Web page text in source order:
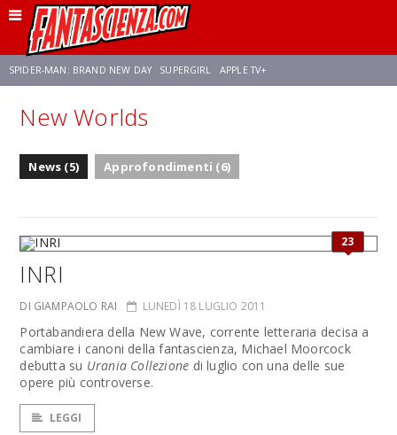
SPIDER-MAN: BRAND NEW DAY SUPERGIRL APPLE TV+
FRANCO RICCIARDIELLO ZENDAYA
New Worlds
News (5) Approfondimenti (6)
23
INRI
DI GIAMPAOLO RAI LUNEDÌ 18 LUGLIO 2011
Portabandiera della New Wave, corrente letteraria decisa a
cambiare i canoni della fantascienza, Michael Moorcock
debutta su Urania Collezione di luglio con una delle sue
opere più controverse.
LEGGI